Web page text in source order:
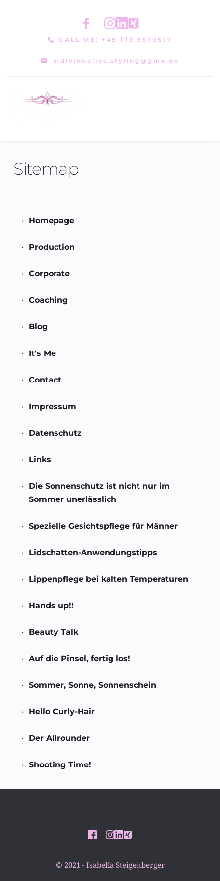
CALL ME: +49 173 9570537
individuelles.styling@gmx.de
Sitemap
Homepage
Production
Corporate
Coaching
Blog
It's Me
Contact
Impressum
Datenschutz
Links
Die Sonnenschutz ist nicht nur im
Sommer unerlässlich
Spezielle Gesichtspflege für Männer
Lidschatten-Anwendungstipps
Lippenpflege bei kalten Temperaturen
Hands up!!
Beauty Talk
Auf die Pinsel, fertig los!
Sommer, Sonne, Sonnenschein
Hello Curly-Hair
Der Allrounder
Shooting Time!
© 2021 - Isabella Steigenberger